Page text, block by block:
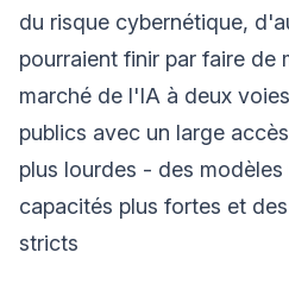
du risque cybernétique,
pourraient finir par faire de
marché de l'IA à deux
publics avec un large
plus lourdes - des
capacités plus fortes et
stricts